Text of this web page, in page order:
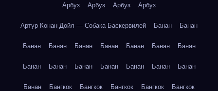
Арбуз Арбуз Арбуз Арбуз
Артур Конан Дойл — Собака Баскервилей Банан Банан
Банан Банан Банан Банан Банан Банан Банан
Банан Банан Банан Банан Банан Банан Банан
Банан Бангкок Бангкок Бангкок Бангкок Бангкок